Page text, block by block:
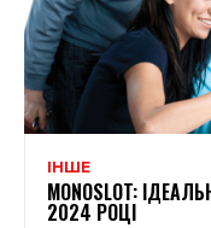
ІНШЕ
MONOSLOT:
2024 РОЦІ